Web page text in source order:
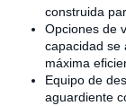
construida
Opciones de
capacidad se
máxima
Equipo de
aguardiente